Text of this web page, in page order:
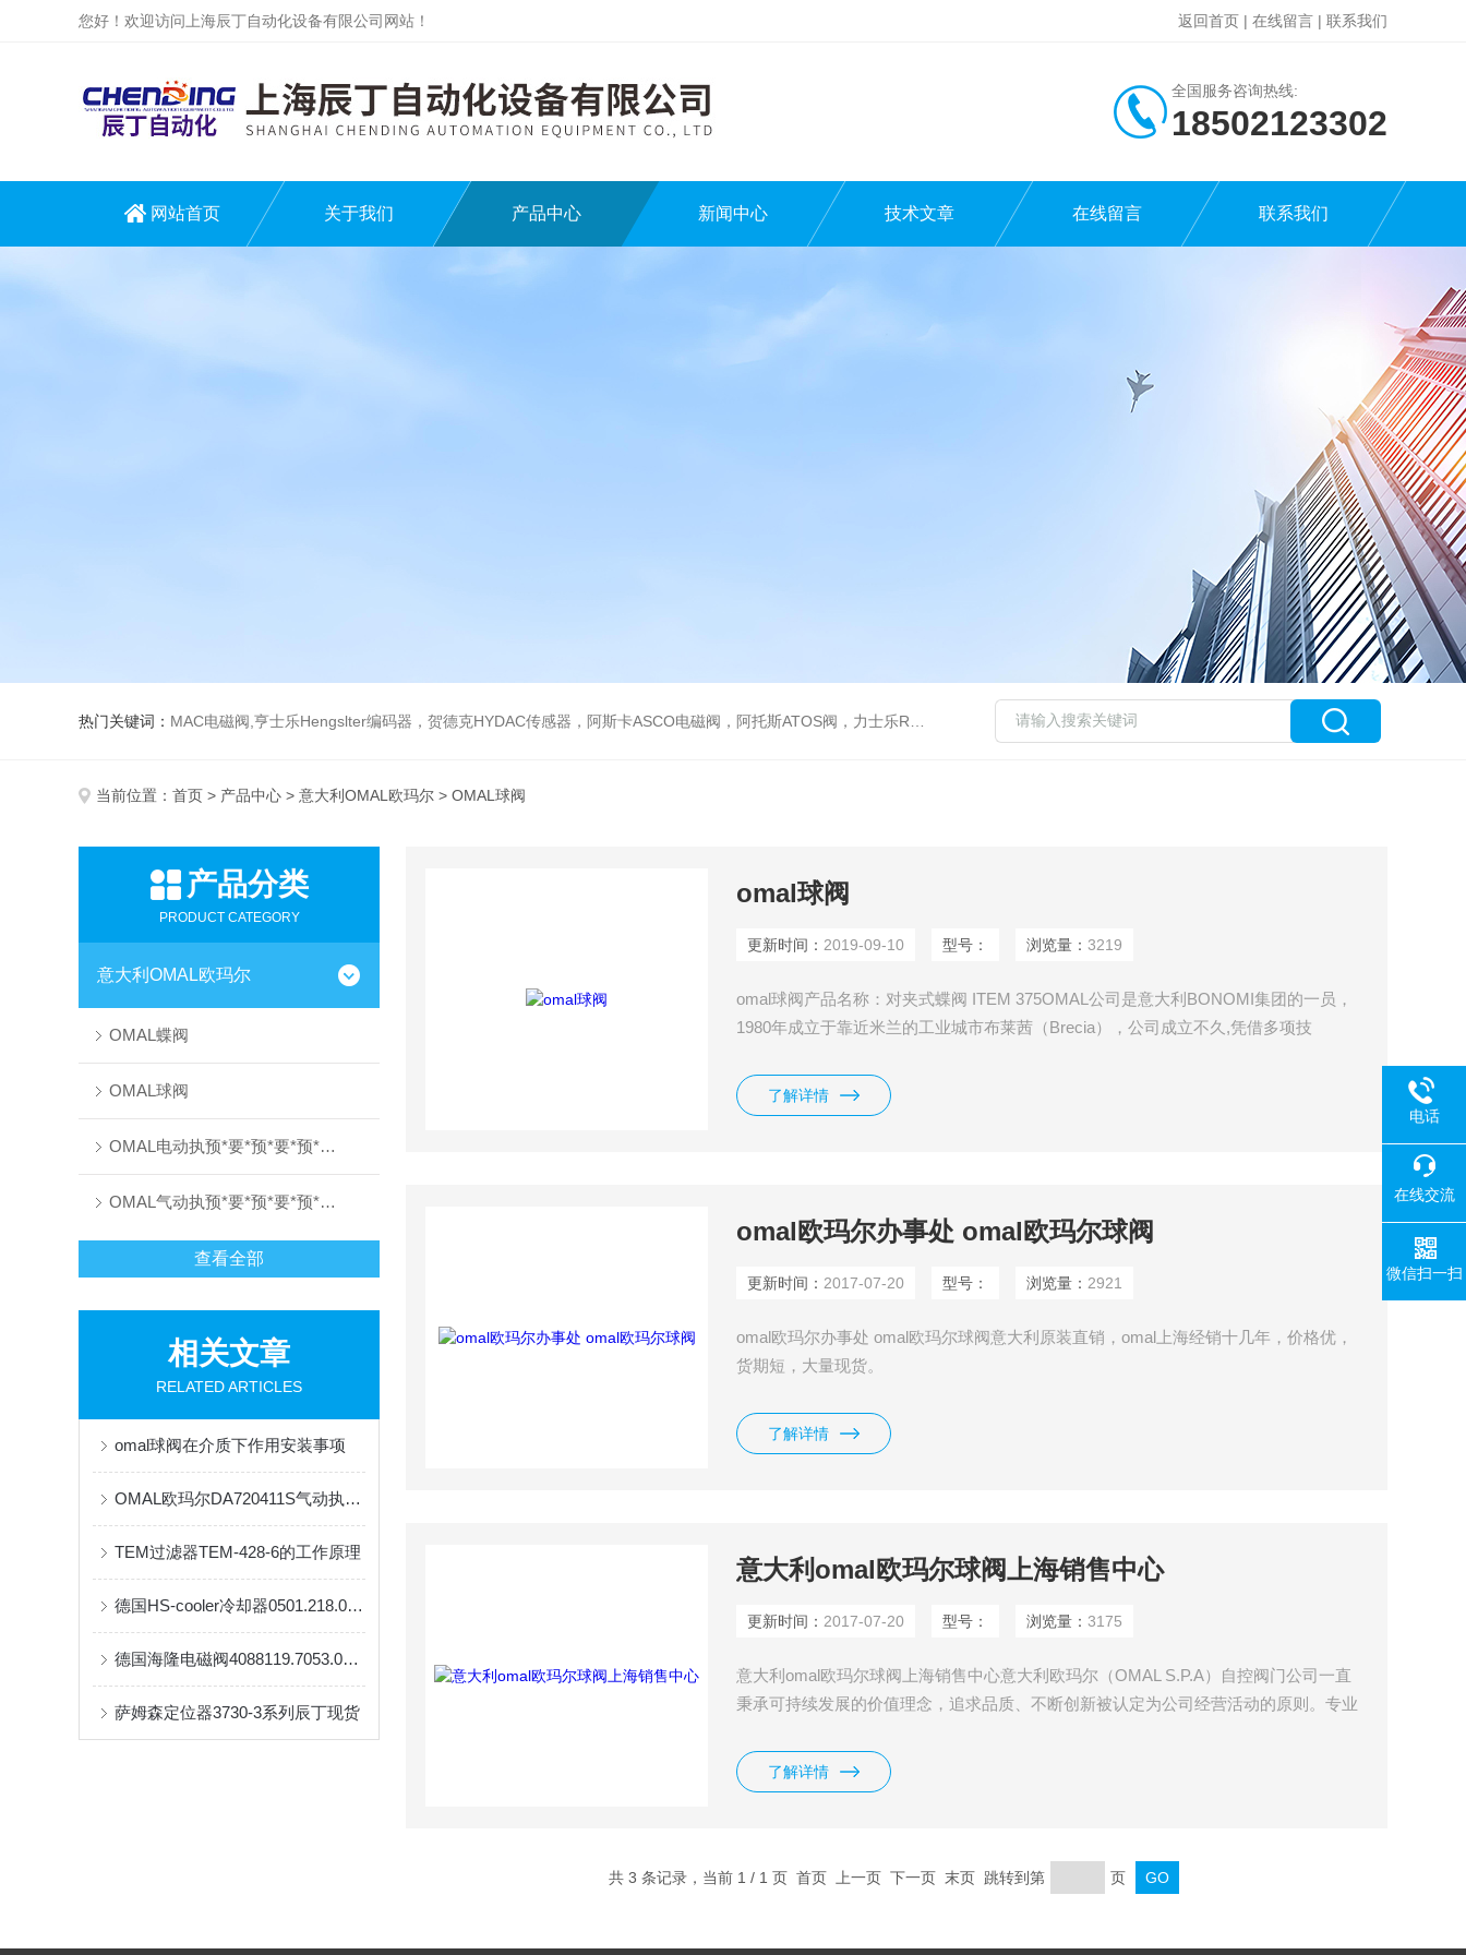
您好！欢迎访问上海辰丁自动化设备有限公司网站！ 返回首页 | 在线留言 | 联系我们
全国服务咨询热线:
18502123302
网站首页 关于我们 产品中心 新闻中心 技术文章 在线留言 联系我们
热门关键词： MAC电磁阀,亨士乐Hengslter编码器，贺德克HYDAC传感器，阿斯卡ASCO电磁阀，阿托斯ATOS阀，力士乐Rexroth泵，爱普EPRO传感器，穆格MOOG伺服阀，宝德BURKERT电磁阀，倍加福P F传感器
当前位置： 首页 > 产品中心 > 意大利OMAL欧玛尔 > OMAL球阀
产品分类
PRODUCT CATEGORY
意大利OMAL欧玛尔
OMAL蝶阀
OMAL球阀
OMAL电动执预*要*预*要*预*要*预*要*预*要*预先进要先进行器
OMAL气动执预*要*预*要*预*要*预*要*预*要*预先进要先进行器
查看全部
相关文章
RELATED ARTICLES
omal球阀在介质下作用安装事项
OMAL欧玛尔DA720411S气动执预*要*预先进要先进行器安装尺寸
TEM过滤器TEM-428-6的工作原理
德国HS-cooler冷却器0501.218.096工作原理
德国海隆电磁阀4088119.7053.012.00到货
萨姆森定位器3730-3系列辰丁现货
omal球阀
更新时间： 2019-09-10 型号： 浏览量：3219
omal球阀产品名称：对夹式蝶阀 ITEM 375OMAL公司是意大利BONOMI集团的一员，
1980年成立于靠近米兰的工业城市布莱茜（Brecia），公司成立不久,凭借多项技
预*要*预先进要先进行器
了解详情
omal欧玛尔办事处 omal欧玛尔球阀
更新时间： 2017-07-20 型号： 浏览量： 2921
omal欧玛尔办事处 omal欧玛尔球阀意大利原装直销，omal上海经销十几年，价格优，
货期短，大量现货。
了解详情
意大利omal欧玛尔球阀上海销售中心
更新时间： 2017-07-20 型号： 浏览量：3175
意大利omal欧玛尔球阀上海销售中心意大利欧玛尔（OMAL S.P.A）自控阀门公司一直
秉承可持续发展的价值理念，追求品质、不断创新被认定为公司经营活动的原则。专业
欧玛尔气动元件。
了解详情
共 3 条记录，当前 1 / 1 页 首页 上一页 下一页 末页 跳转到第 页
电话
在线交流
微信扫一扫